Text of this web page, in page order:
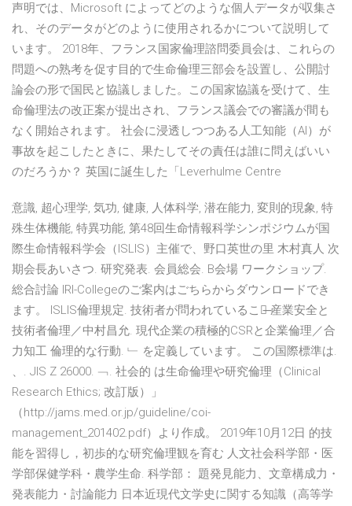
声明では、Microsoft によってどのような個人データが収集さ
れ、そのデータがどのように使用されるかについて説明して
います。 2018年、フランス国家倫理諮問委員会は、これらの
問題への熟考を促す目的で生命倫理三部会を設置し、公開討
論会の形で国民と協議しました。この国家協議を受けて、生
命倫理法の改正案が提出され、フランス議会での審議が間も
なく開始されます。 社会に浸透しつつある人工知能（AI）が
事故を起こしたときに、果たしてその責任は誰に問えばいい
のだろうか？ 英国に誕生した「Leverhulme Centre
意識, 超心理学, 気功, 健康, 人体科学, 潜在能力, 変則的現象, 特
殊生体機能, 特異功能, 第48回生命情報科学シンポジウムが国
際生命情報科学会（ISLIS）主催で、野口英世の里 木村真人 次
期会長あいさつ. 研究発表. 会員総会. B会場 ワークショップ.
総合討論 IRI-Collegeのご案内はごちらからダウンロードでき
ます。 ISLIS倫理規定. 技術者が問われていること̶ 産業安全と
技術者倫理／中村昌允. 現代企業の積極的CSRと企業倫理／合
力知工 倫理的な行動. ﹂ を定義しています。 この国際標準は.
、. JIS Z 26000. ﹁. 社会的 は生命倫理や研究倫理（Clinical
Research Ethics; 改訂版）」
（http://jams.med.or.jp/guideline/coi-
management_201402.pdf）より作成。 2019年10月12日 的技
能を習得し，初歩的な研究倫理観を育む 人文社会科学部・医
学部保健学科・農学生命. 科学部： 題発見能力、文章構成力・
発表能力・討論能力 日本近現代文学史に関する知識（高等学